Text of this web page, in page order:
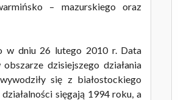
– mazurskiego oraz
w dniu 26 lutego 2010 r. Data
dzisiejszego działania
się z białostockiego
sięgają 1994 roku, a